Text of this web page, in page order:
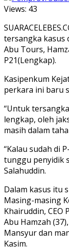
Views: 43
tersangka kasus
Abu Tours,
P21(Lengkap).
Kasipenkum
perkara ini baru
“Untuk
lengkap, oleh
masih dalam
“Kalau sudah di
tunggu penyidik
Salahuddin.
Dalam kasus itu
Masing-masing
Khairuddin, CEO
Abu Hamzah
Mansyur dan
Kasim.